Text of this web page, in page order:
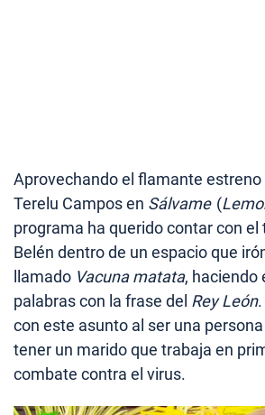
Aprovechando el flamante estreno
Terelu Campos en Sálvame (
programa ha querido contar con
Belén dentro de un espacio que
llamado Vacuna matata, haciendo
palabras con la frase del Rey León
con este asunto al ser una
tener un marido que trabaja en
combate contra el virus.